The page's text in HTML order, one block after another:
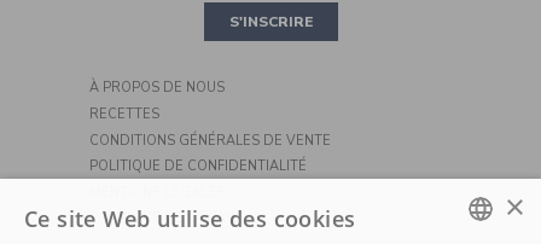
PIZZA
S'INSCRIRE
À PROPOS DE NOUS
RECETTES
CONDITIONS GÉNÉRALES DE VENTE
POLITIQUE DE CONFIDENTIALITÉ
POLITIQUE DE COOKIE
×
Ce site Web utilise des cookies